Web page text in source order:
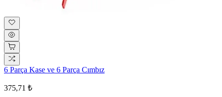
6 Parça Kase ve 6 Parça Cımbız
375,71 ₺